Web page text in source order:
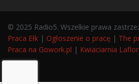
© 2025 Radio5. Wszelkie prawa
Praca Ełk | Ogłoszenie o pracę | The
Praca na Gowork.pl | Kwiaciarnia